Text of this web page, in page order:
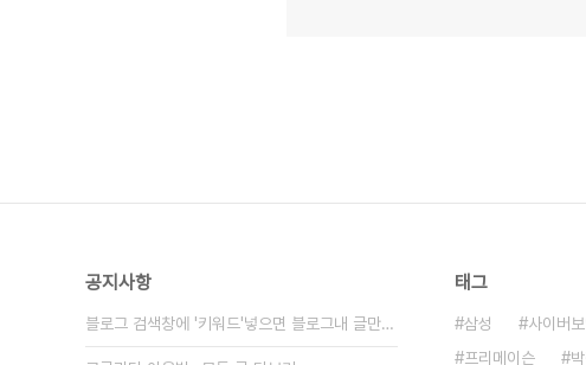
공지사항
블로그 검색창에 '키워드'넣으면 블로그내 글만 검색
태그
삼성 사이버
프리메이슨